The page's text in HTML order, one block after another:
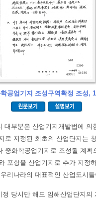
공업기지 조성구역확정 조성,
대부분은 산업기지개발법에
로 지정된 최초의 산업단지는
중화학공업기지로 조성될 계
포항을 산업기지로 추가 지정
리나라의 대표적인 산업도시
정 당시만 해도 임해산업단지